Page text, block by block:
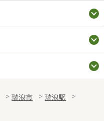
瑞浪市
瑞浪駅